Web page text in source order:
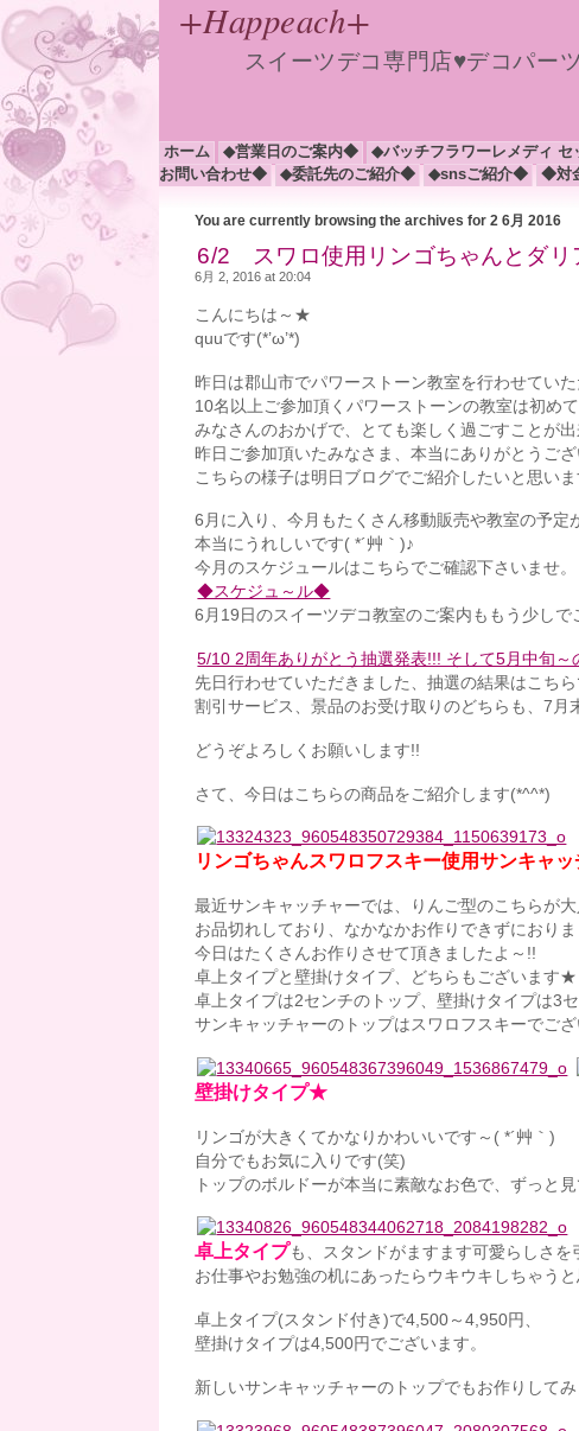
+Happeach+
スイーツデコ専門店♥デコパー
ホーム ◆営業日のご案内◆ ◆バッチフラワーレメディ
お問い合わせ◆
◆委託先のご紹介◆ ◆snsご紹介◆ ◆対
You are currently browsing the archives for 2 6月 2016
6/2 スワロ使用リンゴちゃんとダ
6月 2, 2016 at 20:04
こんにちは～★
quuです(*’ω’*)
昨日は郡山市でパワーストーン教室を行わせてい
10名以上ご参加頂くパワーストーンの教室は初め
みなさんのおかげで、とても楽しく過ごすことが
昨日ご参加頂いたみなさま、本当にありがとうご
こちらの様子は明日ブログでご紹介したいと思いま
6月に入り、今月もたくさん移動販売や教室の予定
本当にうれしいです( *´艸｀)♪
今月のスケジュールはこちらでご確認下さいませ。
◆スケジュ～ル◆
6月19日のスイーツデコ教室のご案内ももう少しで
5/10 2周年ありがとう抽選発表!!! そして5月中旬～
先日行わせていただきました、抽選の結果はこちら
割引サービス、景品のお受け取りのどちらも、7
どうぞよろしくお願いします!!
さて、今日はこちらの商品をご紹介します(*^^*)
リンゴちゃんスワロフスキー使用サンキャッ
最近サンキャッチャーでは、りんご型のこちらが
お品切れしており、なかなかお作りできずにおり
今日はたくさんお作りさせて頂きましたよ～!!
卓上タイプと壁掛けタイプ、どちらもございます★
卓上タイプは2センチのトップ、壁掛けタイプは3
サンキャッチャーのトップはスワロフスキーでござ
壁掛けタイプ★
リンゴが大きくてかなりかわいいです～( *´艸｀)
自分でもお気に入りです(笑)
トップのボルドーが本当に素敵なお色で、ずっと見
卓上タイプも、スタンドがますます可愛らしさ
お仕事やお勉強の机にあったらウキウキしちゃう
卓上タイプ(スタンド付き)で4,500～4,950円、
壁掛けタイプは4,500円でございます。
新しいサンキャッチャーのトップでもお作りして